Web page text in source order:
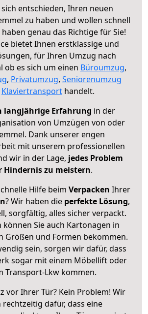
sich entschieden, Ihren neuen
zu haben und wollen schnell
genau das Richtige für Sie!
bietet Ihnen erstklassige und
für Ihren Umzug nach
ob es sich um einen Büroumzug,
, Privatumzug, Seniorenumzug
Klaviertransport handelt.
langjährige Erfahrung in der
von Umzügen von oder
Dank unserer engen
mit unserem professionellen
wir in der Lage, jedes Problem
Hindernis zu meistern.
Hilfe beim Verpacken Ihrer
? Wir haben die perfekte Lösung,
sorgfältig, alles sicher verpackt.
können Sie auch Kartonagen in
Größen und Formen bekommen.
sein, sorgen wir dafür, dass
sogar mit einem Möbellift oder
Transport-Lkw kommen.
vor Ihrer Tür? Kein Problem! Wir
rechtzeitig dafür, dass eine